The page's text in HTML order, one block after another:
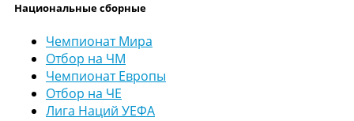
Национальные сборные
Чемпионат Мира
Отбор на ЧМ
Чемпионат Европы
Отбор на ЧЕ
Лига Наций УЕФА